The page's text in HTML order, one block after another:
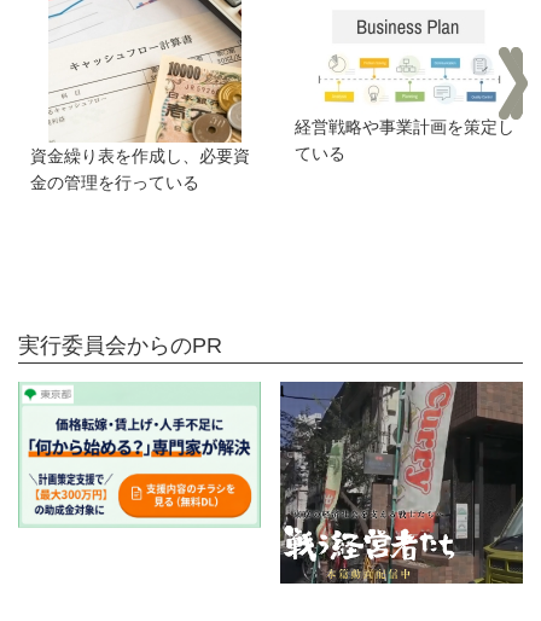
資金繰り表を作成し、必要資
金の管理を行っている
経営戦略や事業計画を策定し
ている
実行委員会からのPR